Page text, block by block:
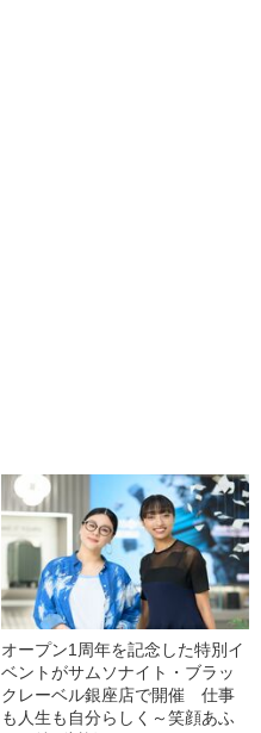
オープン1周年を記念した特別イ
ベントがサムソナイト・ブラッ
クレーベル銀座店で開催 仕事
も人生も自分らしく～笑顔あふ